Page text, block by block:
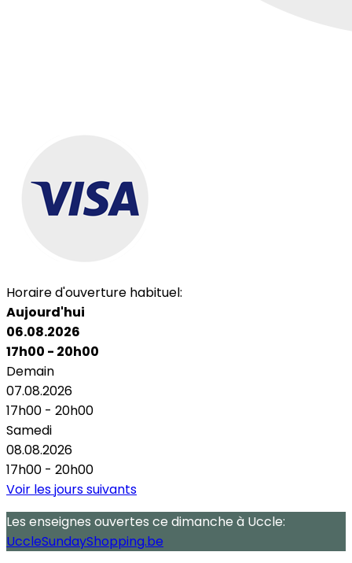
Horaire d'ouverture habituel:
Aujourd'hui
06.08.2026
17h00 - 20h00
Demain
07.08.2026
17h00 - 20h00
Samedi
08.08.2026
17h00 - 20h00
Voir les jours suivants
Les enseignes ouvertes ce dimanche à Uccle:
UccleSundayShopping.be